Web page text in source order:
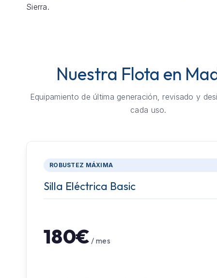
Sierra.
Nuestra Flota en
Equipamiento de última generación, revisado y
cada uso.
ROBUSTEZ MÁXIMA
Silla Eléctrica Basic
180€ / mes